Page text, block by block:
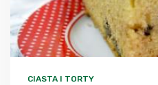
CIASTA I TORTY